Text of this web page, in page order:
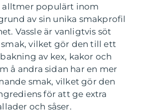
alltmer populärt inom
av sin unika smakprofil
Vassle är vanligtvis söt
vilket gör den till ett
av kex, kakor och
å andra sidan har en mer
smak, vilket gör den
för att ge extra
och såser.